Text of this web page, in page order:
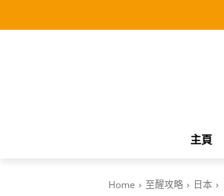
主頁
Home 至醒攻略 日本